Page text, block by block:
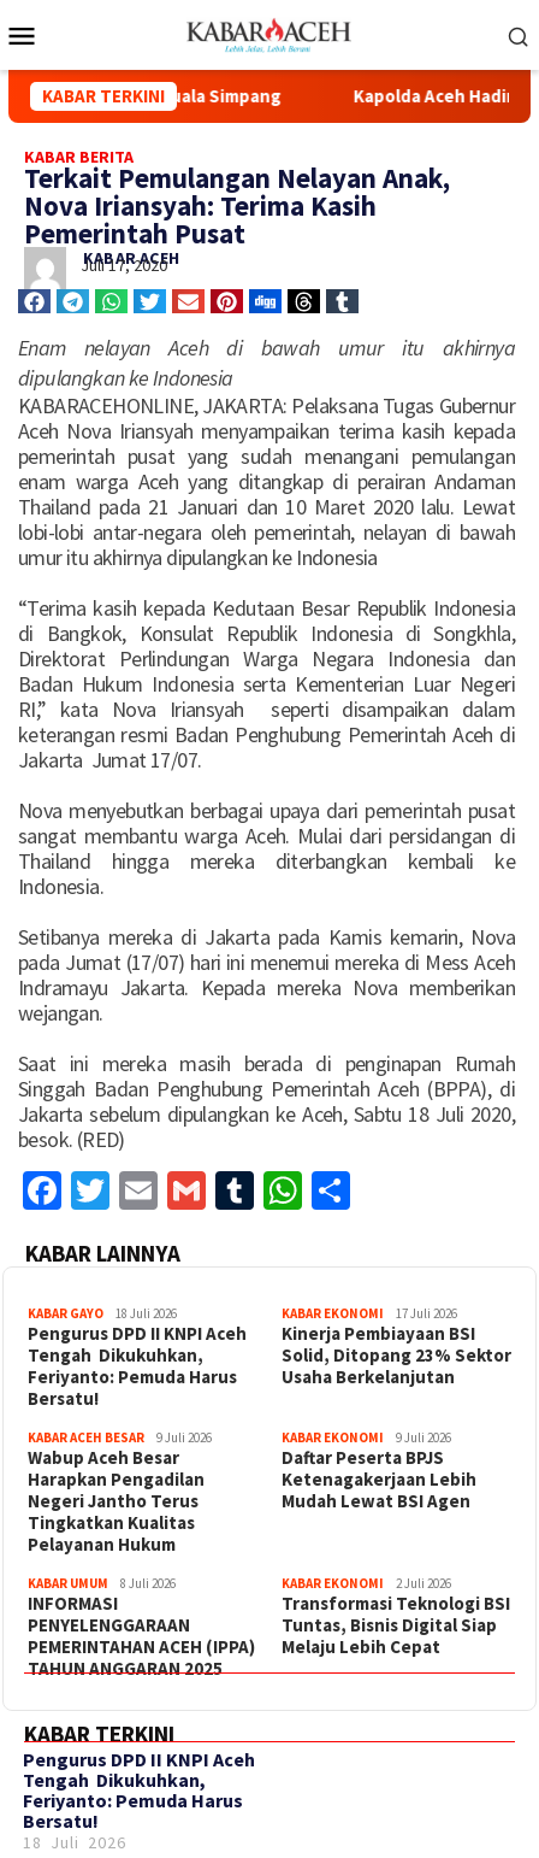
KABAR TERKINI
Syuhada Kuala Simpang Kapolda Aceh Hadiri
KABAR BERITA
Terkait Pemulangan Nelayan Anak,
Nova Iriansyah: Terima Kasih
Pemerintah Pusat
KABAR ACEH
Juli 17, 2020
Enam nelayan Aceh di bawah umur itu akhirnya
dipulangkan ke Indonesia
KABARACEHONLINE, JAKARTA: Pelaksana Tugas Gubernur
Aceh Nova Iriansyah menyampaikan terima kasih kepada
pemerintah pusat yang sudah menangani pemulangan
enam warga Aceh yang ditangkap di perairan Andaman
Thailand pada 21 Januari dan 10 Maret 2020 lalu. Lewat
lobi-lobi antar-negara oleh pemerintah, nelayan di bawah
umur itu akhirnya dipulangkan ke Indonesia
“Terima kasih kepada Kedutaan Besar Republik Indonesia
di Bangkok, Konsulat Republik Indonesia di Songkhla,
Direktorat Perlindungan Warga Negara Indonesia dan
Badan Hukum Indonesia serta Kementerian Luar Negeri
RI,” kata Nova Iriansyah seperti disampaikan dalam
keterangan resmi Badan Penghubung Pemerintah Aceh di
Jakarta Jumat 17/07.
Nova menyebutkan berbagai upaya dari pemerintah pusat
sangat membantu warga Aceh. Mulai dari persidangan di
Thailand hingga mereka diterbangkan kembali ke
Indonesia.
Setibanya mereka di Jakarta pada Kamis kemarin, Nova
pada Jumat (17/07) hari ini menemui mereka di Mess Aceh
Indramayu Jakarta. Kepada mereka Nova memberikan
wejangan.
Saat ini mereka masih berada di penginapan Rumah
Singgah Badan Penghubung Pemerintah Aceh (BPPA), di
Jakarta sebelum dipulangkan ke Aceh, Sabtu 18 Juli 2020,
besok. (RED)
Facebook
Twitter
EmailGmailTumblrWhatsApp
KABAR LAINNYA
KABAR GAYO 18 Juli 2026
‎Pengurus DPD II KNPI Aceh
Tengah Dikukuhkan,
Feriyanto: Pemuda Harus
Bersatu!
KABAR EKONOMI 17 Juli 2026
Kinerja Pembiayaan BSI
Solid, Ditopang 23% Sektor
Usaha Berkelanjutan
KABAR ACEH BESAR 9 Juli 2026
Wabup Aceh Besar
Harapkan Pengadilan
Negeri Jantho Terus
Tingkatkan Kualitas
Pelayanan Hukum
KABAR EKONOMI 9 Juli 2026
Daftar Peserta BPJS
Ketenagakerjaan Lebih
Mudah Lewat BSI Agen
KABAR UMUM 8 Juli 2026
INFORMASI
PENYELENGGARAAN
PEMERINTAHAN ACEH (IPPA)
TAHUN ANGGARAN 2025
KABAR EKONOMI 2 Juli 2026
Transformasi Teknologi BSI
Tuntas, Bisnis Digital Siap
Melaju Lebih Cepat
KABAR TERKINI
‎Pengurus DPD II KNPI Aceh
Tengah Dikukuhkan,
Feriyanto: Pemuda Harus
Bersatu!
18 Juli 2026